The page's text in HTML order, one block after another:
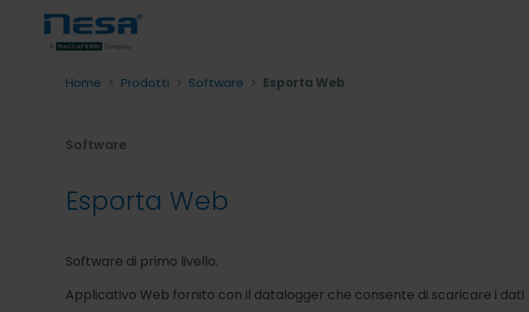
Home > Prodotti > Software > Esporta Web
Software
Esporta Web
Software di primo livello.
Applicativo Web fornito con il datalogger che consente di scaricare i dati